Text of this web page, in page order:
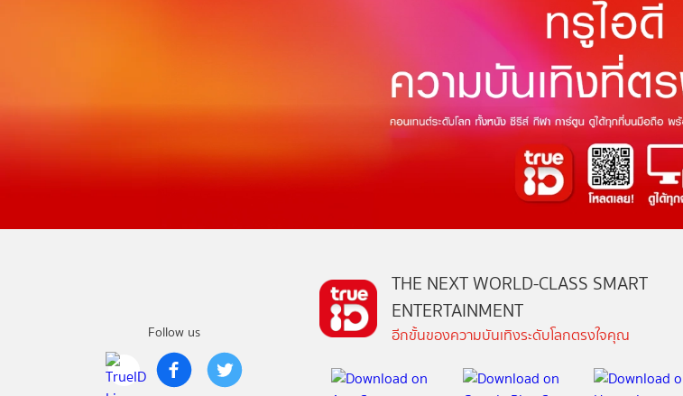
Follow us
THE NEXT WORLD-CLASS SMART
ENTERTAINMENT
อีกขั้นของความบันเทิงระดับโลกตรงใจคุณ